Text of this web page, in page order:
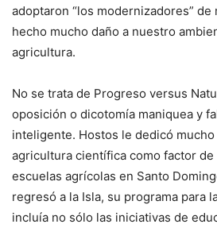
adoptaron “los modernizadores” de
hecho mucho daño a nuestro
agricultura.
No se trata de Progreso versus
oposición o dicotomía maniquea y
inteligente. Hostos le dedicó
agricultura científica como factor de
escuelas agrícolas en Santo
regresó a la Isla, su programa para
incluía no sólo las iniciativas de